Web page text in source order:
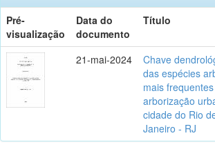
Pré-
visualização
Data do
documento
Título
21-mai-2024
Chave
das espécies
mais
arborização
cidade do Rio
Janeiro - RJ